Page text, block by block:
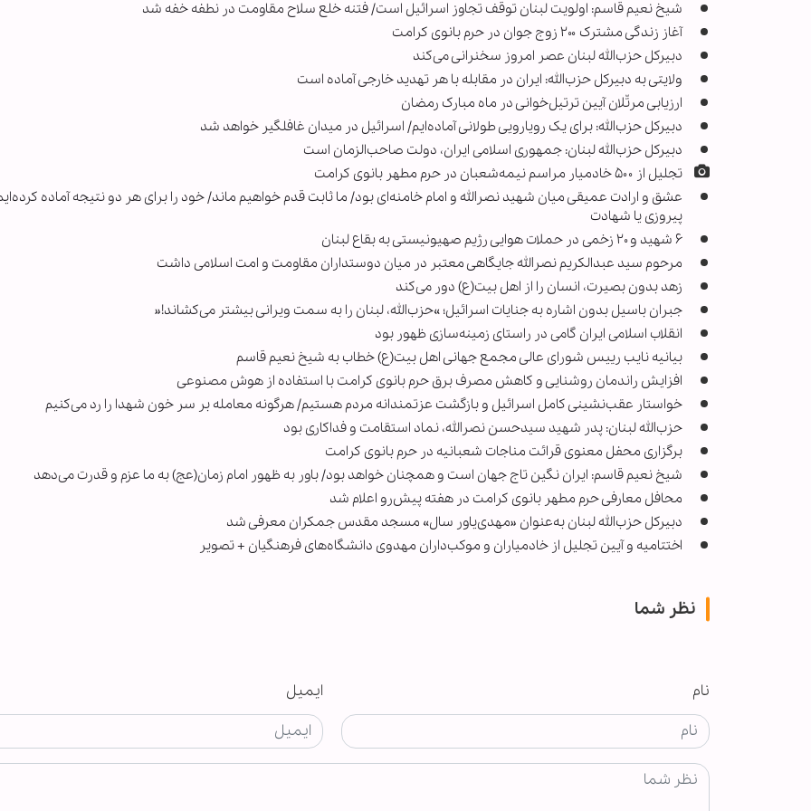
شیخ نعیم قاسم: اولویت لبنان توقف تجاوز اسرائیل است/ فتنه خلع سلاح مقاومت در نطفه خفه شد
آغاز زندگی مشترک ۲۰۰ زوج جوان در حرم بانوی کرامت
دبیرکل حزب‌الله لبنان عصر امروز سخنرانی می‌کند
ولایتی به دبیرکل حزب‌الله: ایران در مقابله با هر تهدید خارجی آماده است
ارزیابی مرتّلان آیین ترتیل‌خوانی در ماه مبارک رمضان
دبیرکل حزب‌الله: برای یک رویارویی طولانی آماده‌ایم/ اسرائیل در میدان غافلگیر خواهد شد
دبیرکل حزب‌الله لبنان: جمهوری اسلامی ایران، دولت صاحب‌الزمان است
تجلیل از ۵۰۰ خادمیار مراسم نیمه‌شعبان در حرم مطهر بانوی کرامت
عشق و ارادت عمیقی میان شهید نصرالله و امام خامنه‌ای بود/ ما ثابت قدم خواهیم ماند/ خود را برای هر دو نتیجه آماده
پیروزی یا شهادت
۶ شهید و ۲۰ زخمی در حملات هوایی رژیم صهیونیستی به بقاع لبنان
مرحوم سید عبدالکریم نصرالله جایگاهی معتبر در میان دوستداران مقاومت و امت اسلامی داشت
زهد بدون بصیرت، انسان را از اهل بیت(ع) دور می‌کند
جبران باسیل بدون اشاره به جنایات اسرائیل؛ »حزب‌الله، لبنان را به سمت ویرانی بیشتر می‌کشاند!«
انقلاب اسلامی ایران گامی در راستای زمینه‌سازی ظهور بود
بیانیه نایب رییس شورای عالی مجمع جهانی اهل بیت(ع) خطاب به شیخ نعیم قاسم
افزایش راندمان روشنایی و کاهش مصرف برق حرم بانوی کرامت با استفاده از هوش مصنوعی
خواستار عقب‌نشینی کامل اسرائیل و بازگشت عزتمندانه مردم هستیم/ هرگونه معامله بر سر خون شهدا را رد می‌کنیم
حزب‌الله لبنان: پدر شهید سیدحسن نصرالله، نماد استقامت و فداکاری بود
برگزاری محفل معنوی قرائت مناجات شعبانیه در حرم بانوی کرامت
شیخ نعیم قاسم: ایران نگین تاج جهان است و همچنان خواهد بود/ باور به ظهور امام زمان(عج) به ما عزم و قدرت می‌دهد
محافل معارفی حرم مطهر بانوی کرامت در هفته پیش‌رو اعلام شد
دبیرکل حزب‌الله لبنان به‌عنوان «مهدی‌یاور سال» مسجد مقدس جمکران معرفی شد
‌اختتامیه و آیین تجلیل از خادمیاران و موکب‌داران مهدوی دانشگاه‌های فرهنگیان + تصویر
نظر شما
نام ایمیل